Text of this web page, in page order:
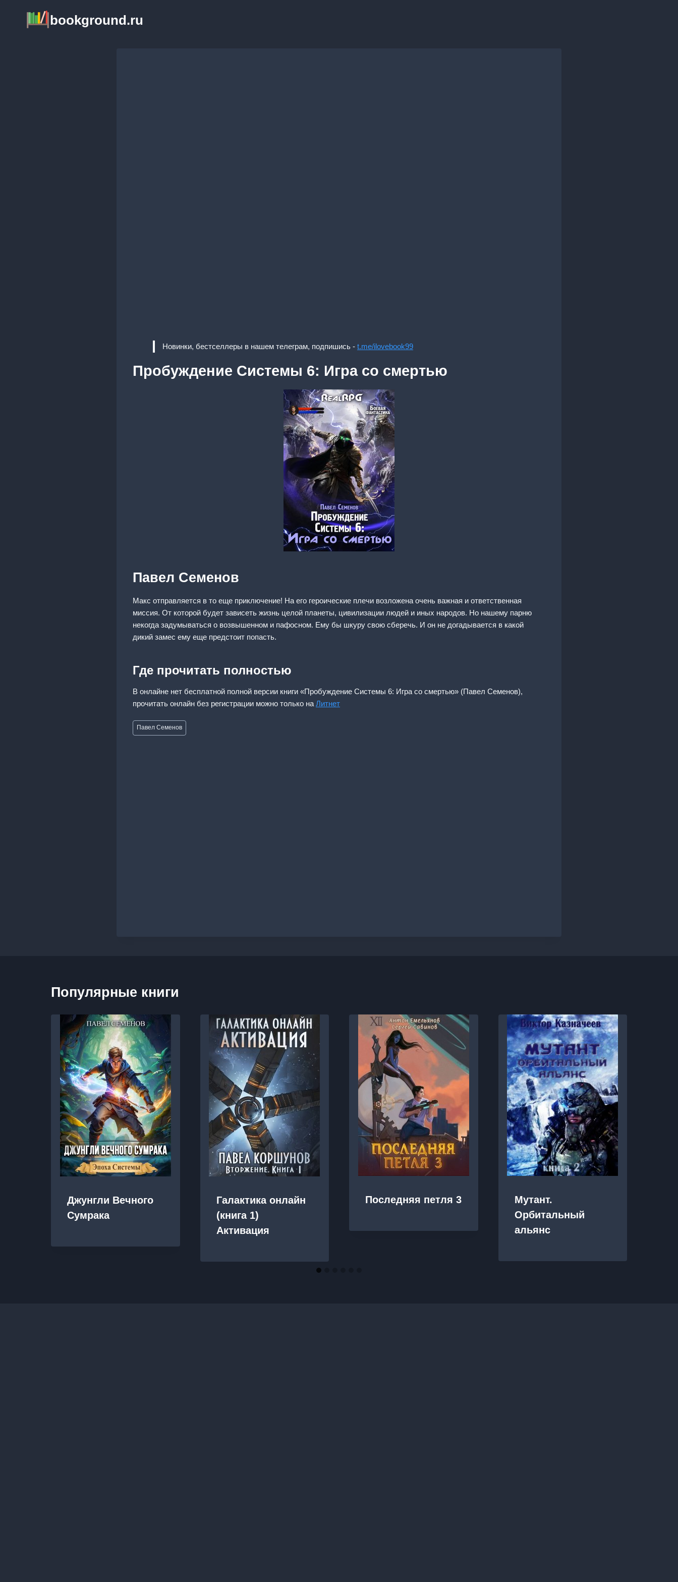
содержимому
bookground.ru
Новинки, бестселлеры в нашем телеграм, подпишись - t.me/ilovebook99
Пробуждение Системы 6: Игра со смертью
Павел Семенов
Макс отправляется в то еще приключение! На его героические плечи возложена очень важная и ответственная
миссия. От которой будет зависеть жизнь целой планеты, цивилизации людей и иных народов. Но нашему парню
некогда задумываться о возвышенном и пафосном. Ему бы шкуру свою сберечь. И он не догадывается в какой
дикий замес ему еще предстоит попасть.
Где прочитать полностью
В онлайне нет бесплатной полной версии книги «Пробуждение Системы 6: Игра со смертью» (Павел Семенов),
прочитать онлайн без регистрации можно только на Литнет
Метки
записи:
Павел Семенов
Популярные книги
Джунгли Вечного
Сумрака
Галактика онлайн
(книга 1)
Активация
Последняя петля 3
Мутант.
Орбитальный
альянс